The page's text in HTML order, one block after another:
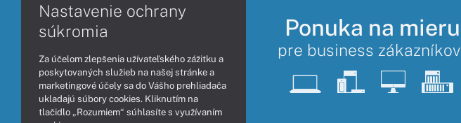
Ponuka na mieru
pre business zákazníkov
Nastavenie ochrany
súkromia
Za účelom zlepšenia užívateľského zážitku a
poskytovaných služieb na našej stránke a
marketingové účely sa do Vášho prehliadača
ukladajú súbory cookies. Kliknutím na
tlačidlo „Rozumiem“ súhlasíte s využívaním